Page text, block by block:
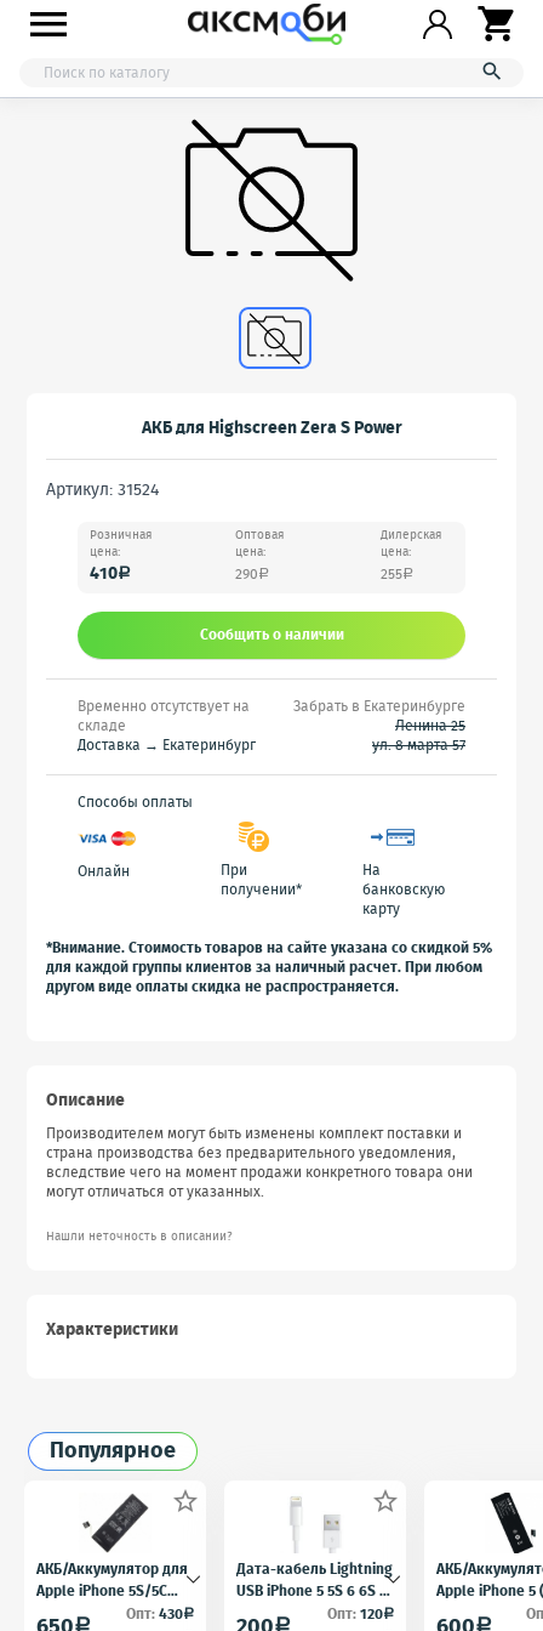



АКБ для Highscreen Zera S Power
Артикул: 31524
Розничная
цена:
410a
Оптовая
цена:
290 a
Дилерская
цена:
255a
Сообщить o наличии
Временно отсутствует на
складе
Доставка → Екатеринбург
Забрать в Екатеринбурге
Ленина 25
ул. 8 марта 57
Способы оплаты
Онлайн
При
получении*
На
банковскую
карту
*Внимание. Стоимость товаров на сайте указана со скидкой 5%
для каждой группы клиентов за наличный расчет. При любом
другом виде оплаты скидка не распространяется.
Описание
Производителем могут быть изменены комплект поставки и
страна производства без предварительного уведомления,
вследствие чего на момент продажи конкретного товара они
могут отличаться от указанных.
Нашли неточность в описании?
Характеристики
Популярное

АКБ/Аккумулятор для
Apple iPhone 5S/5C
(Айфон 5C/5Ц) тех.
a Опт:430a

Дата-кабель Lightning
USB iPhone 5 5S 6 6S 7
для iPad 4 iPad mini
a Опт:120a
АКБ/
Apple iPhone
5) тех.
a